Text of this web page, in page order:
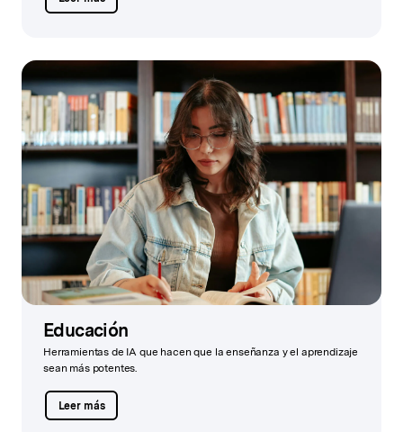
Educación
Herramientas de IA que hacen que la enseñanza y el aprendizaje
sean más potentes.
Leer más